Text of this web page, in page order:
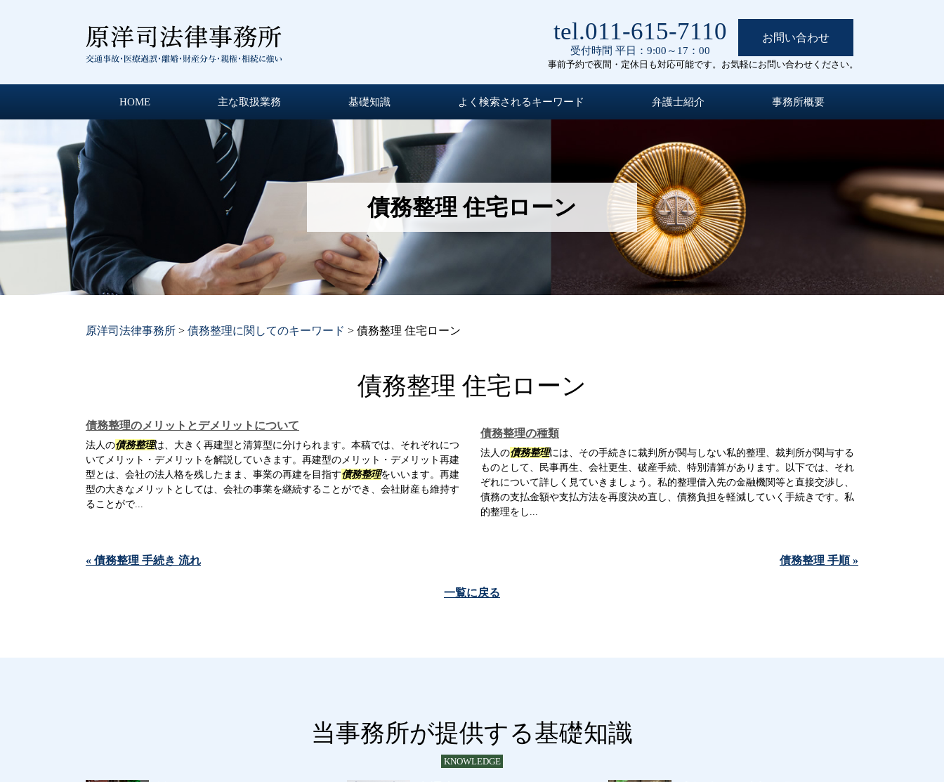
債務整理 住宅ローン
tel.011-615-7110
受付時間 平日：9:00～17：00
お問い合わせ
事前予約で夜間・定休日も対応可能です。お気軽にお問い合わせください。
HOME 主な取扱業務 基礎知識 よく検索されるキーワード 弁護士紹介 事務所概要
原洋司法律事務所 > 債務整理に関してのキーワード > 債務整理 住宅ローン
債務整理 住宅ローン
債務整理のメリットとデメリットについて
法人の債務整理は、大きく再建型と清算型に分けられます。本稿では、それぞれにつ
いてメリット・デメリットを解説していきます。再建型のメリット・デメリット再建
型とは、会社の法人格を残したまま、事業の再建を目指す債務整理をいいます。再建
型の大きなメリットとしては、会社の事業を継続することができ、会社財産も維持す
ることがで...
債務整理の種類
法人の債務整理には、その手続きに裁判所が関与しない私的整理、裁判所が関与する
ものとして、民事再生、会社更生、破産手続、特別清算があります。以下では、それ
ぞれについて詳しく見ていきましょう。私的整理借入先の金融機関等と直接交渉し、
債務の支払金額や支払方法を再度決め直し、債務負担を軽減していく手続きです。私
的整理をし...
« 債務整理 手続き 流れ 債務整理 手順 »
一覧に戻る
当事務所が提供する基礎知識
KNOWLEDGE